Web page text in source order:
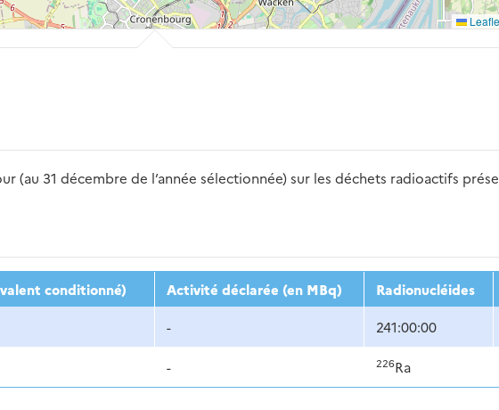
(au 31 décembre de l’année sélectionnée) sur les déchets radioactifs
2017 2018 2019 2020 2021
conditionné) Activité déclarée (en MBq) Radionucléides
- 241:00:00
- 226Ra